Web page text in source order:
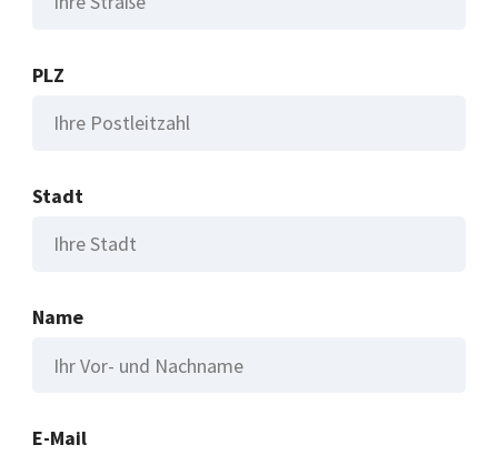
PLZ
Stadt
Name
E-Mail